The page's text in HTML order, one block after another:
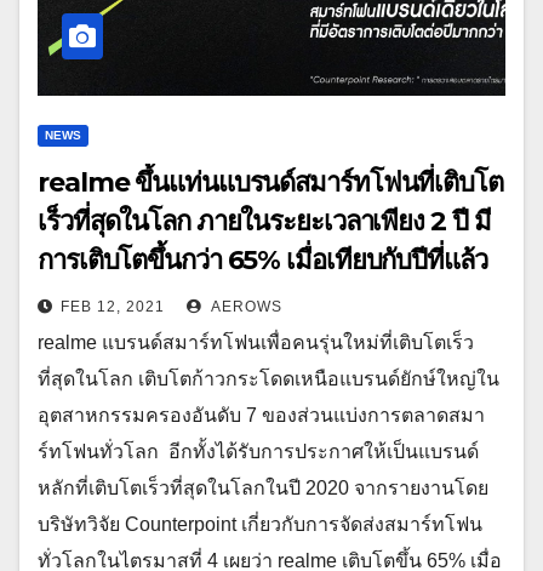
NEWS
realme ขึ้นแท่นแบรนด์สมาร์ทโฟนที่เติบโต
เร็วที่สุดในโลก ภายในระยะเวลาเพียง 2 ปี มี
การเติบโตขึ้นกว่า 65% เมื่อเทียบกับปีที่แล้ว
FEB 12, 2021 AEROWS
realme แบรนด์สมาร์ทโฟนเพื่อคนรุ่นใหม่ที่เติบโตเร็ว
ที่สุดในโลก เติบโตก้าวกระโดดเหนือแบรนด์ยักษ์ใหญ่ใน
อุตสาหกรรมครองอันดับ 7 ของส่วนแบ่งการตลาดสมา
ร์ทโฟนทั่วโลก อีกทั้งได้รับการประกาศให้เป็นแบรนด์
หลักที่เติบโตเร็วที่สุดในโลกในปี 2020 จากรายงานโดย
บริษัทวิจัย Counterpoint เกี่ยวกับการจัดส่งสมาร์ทโฟน
ทั่วโลกในไตรมาสที่ 4 เผยว่า realme เติบโตขึ้น 65% เมื่อ